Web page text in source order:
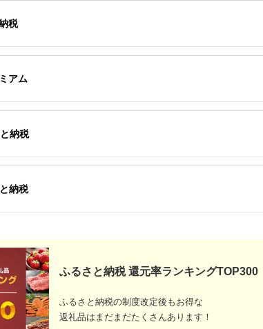
出典：ふるなび
ルフ倶楽部
ゴルフ場
5.0
＜15,000円分＞都ゴ
ゴルフ 利用券
【
税
アム
納税
納税
ふるさと納税 還元率ランキングTOP300
ふるさと納税の制度改定後もお得な
返礼品はまだまだたくさんあります！